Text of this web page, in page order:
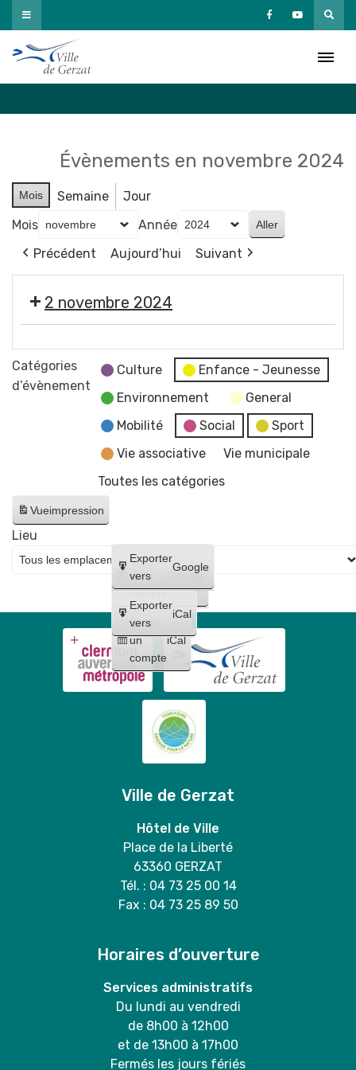
Passer
au
contenu
Évènements en novembre 2024
Mois Semaine
Jour
Mois
Année
Précédent
Aujourd’hui Suivant
2 novembre 2024
Halloween
par
Catégories
d’évènement
Culture
Enfance - Jeunesse
Environnement
General
Mobilité
Social
Sport
Vie associative
Vie municipale
Toutes les catégories
Vueimpression
Créer
un
compte
Google
Créer
un
compte
iCal
Exporter
vers
Google
Exporter
vers
iCal
Lieu
Ville de Gerzat
Hôtel de Ville
Place de la Liberté
63360 GERZAT
Tél. : 04 73 25 00 14
Fax : 04 73 25 89 50
Horaires d’ouverture
Services administratifs
Du lundi au vendredi
de 8h00 à 12h00
et de 13h00 à 17h00
Fermés les jours fériés